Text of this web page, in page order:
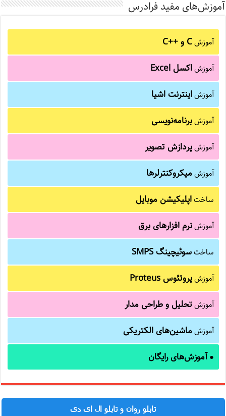
آموزش‌های مفید فرادرس
آموزشC و C++‎
آموزشاکسل Excel
آموزشاینترنت اشیا
آموزشبرنامه‌نویسی
آموزشپردازش تصویر
آموزشمیکروکنترلرها
ساختاپلیکیشن موبایل
آموزشنرم افزارهای برق
ساختسوئیچینگ SMPS
آموزشپروتئوس Proteus
آموزشتحلیل و طراحی مدار
آموزشماشین‌های الکتریکی
● آموزش‌های رایگان
تابلو روان و تابلو ال ای دی